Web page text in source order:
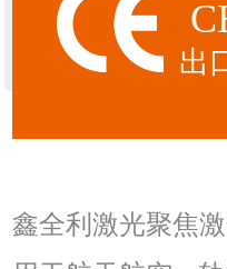
出
鑫全利激光聚焦